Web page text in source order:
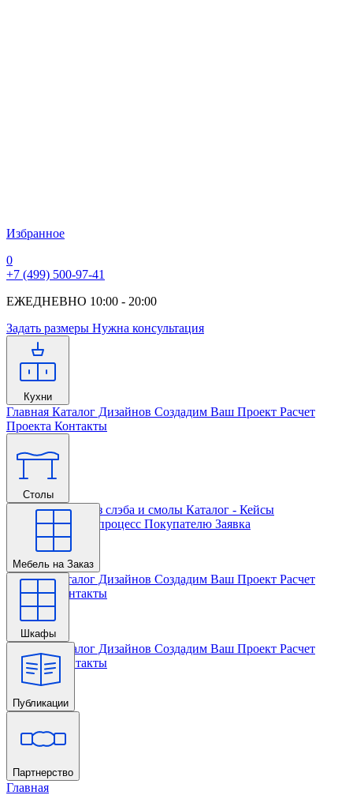
Избранное
0
+7 (499) 500-97-41
ЕЖЕДНЕВНО 10:00 - 20:00
Задать размеры Нужна консультация
Кухни
Главная Каталог Дизайнов Создадим Ваш Проект Расчет
Проекта Контакты
Столы
Главная Столы из слэба и смолы Каталог - Кейсы
Кастомизации и процесс Покупателю Заявка
Мебель на Заказ
Главная Каталог Дизайнов Создадим Ваш Проект Расчет
Проекта
Контакты
Шкафы
Главная Каталог Дизайнов Создадим Ваш Проект Расчет
Проекта Контакты
Публикации
Главная
Партнерство
Главная